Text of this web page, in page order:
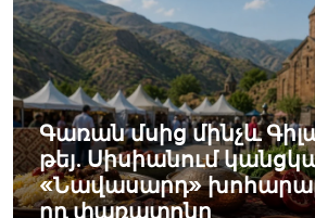
Գառան մսից մինչև
թեյ. Սիսիանում
«Նավասարդ»
րդ փառատոնը